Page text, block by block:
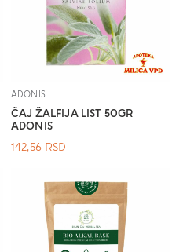
ADONIS
ČAJ ŽALFIJA LIST 50GR
ADONIS
142,56 RSD